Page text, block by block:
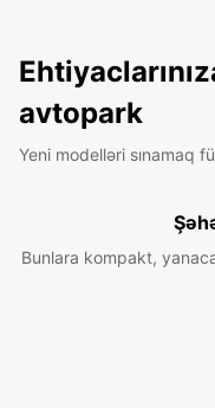
avtopark
Yeni modelləri sınamaq
Bunlara kompakt,